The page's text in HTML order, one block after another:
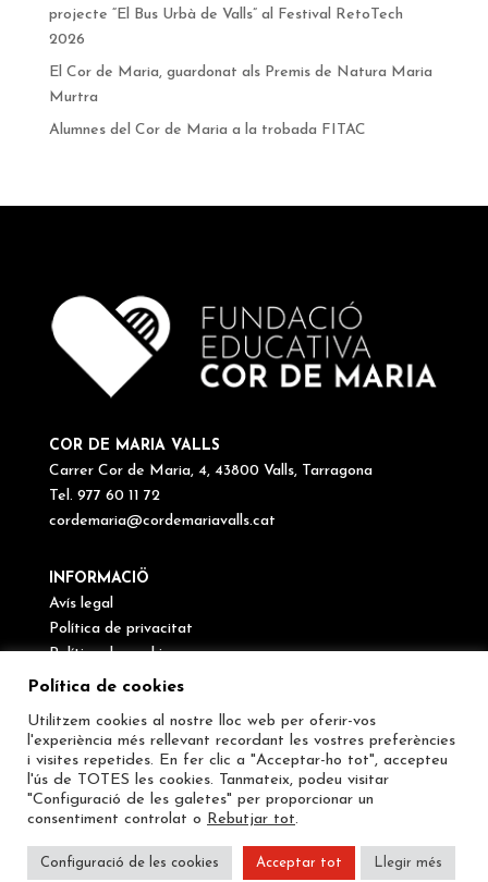
projecte “El Bus Urbà de Valls” al Festival RetoTech
2026
El Cor de Maria, guardonat als Premis de Natura Maria
Murtra
Alumnes del Cor de Maria a la trobada FITAC
COR DE MARIA VALLS
Carrer Cor de Maria, 4, 43800 Valls, Tarragona
Tel. 977 60 11 72
cordemaria@cordemariavalls.cat
INFORMACIÖ
Avís legal
Política de privacitat
Política de cookies
Canal de denúncies
SEGUEIX-NOS
Política de cookies
Utilitzem cookies al nostre lloc web per oferir-vos
l'experiència més rellevant recordant les vostres preferències
i visites repetides. En fer clic a "Acceptar-ho tot", accepteu
l'ús de TOTES les cookies. Tanmateix, podeu visitar
"Configuració de les galetes" per proporcionar un
consentiment controlat o Rebutjar tot.
Configuració de les cookies Acceptar tot Llegir més